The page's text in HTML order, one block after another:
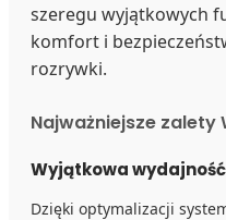
szeregu wyjątkowych
komfort i
rozrywki.
Najważniejsze zalety
Wyjątkowa wydajność
Dzięki optymalizacji